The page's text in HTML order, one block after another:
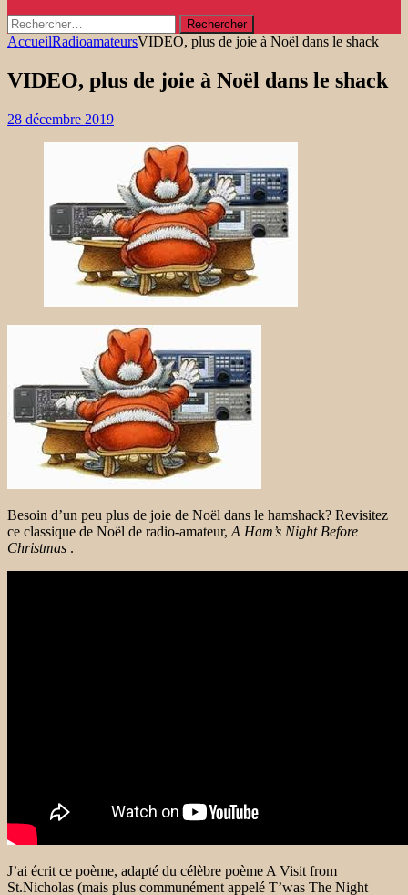
Rechercher :
AccueilRadioamateursVIDEO, plus de joie à Noël dans le shack
VIDEO, plus de joie à Noël dans le shack
28 décembre 2019
Besoin d’un peu plus de joie de Noël dans le hamshack? Revisitez
ce classique de Noël de radio-amateur, A Ham’s Night Before
Christmas .
J’ai écrit ce poème, adapté du célèbre poème A Visit from
St.Nicholas (mais plus communément appelé T’was The Night